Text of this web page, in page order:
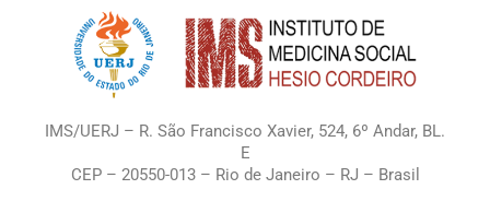
IMS/UERJ – R. São Francisco Xavier, 524, 6º Andar, BL.
E
CEP – 20550-013 – Rio de Janeiro – RJ – Brasil